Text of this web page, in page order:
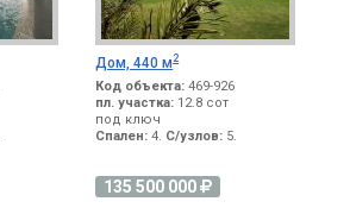
Дом, 440 м2
Код объекта: 469-926
пл. участка: 12.8 сот
под ключ
Спален: 4. С/узлов: 5.
135 500 000